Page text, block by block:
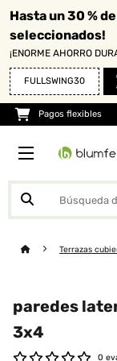
Hasta un 30 %
seleccionados!
¡ENORME AHORRO
FULLSWING30
Pagos flexibles
Terrazas
paredes
3x4
0